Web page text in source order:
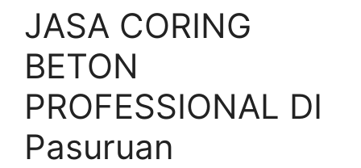
JASA CORING
BETON
PROFESSIONAL DI
Pasuruan